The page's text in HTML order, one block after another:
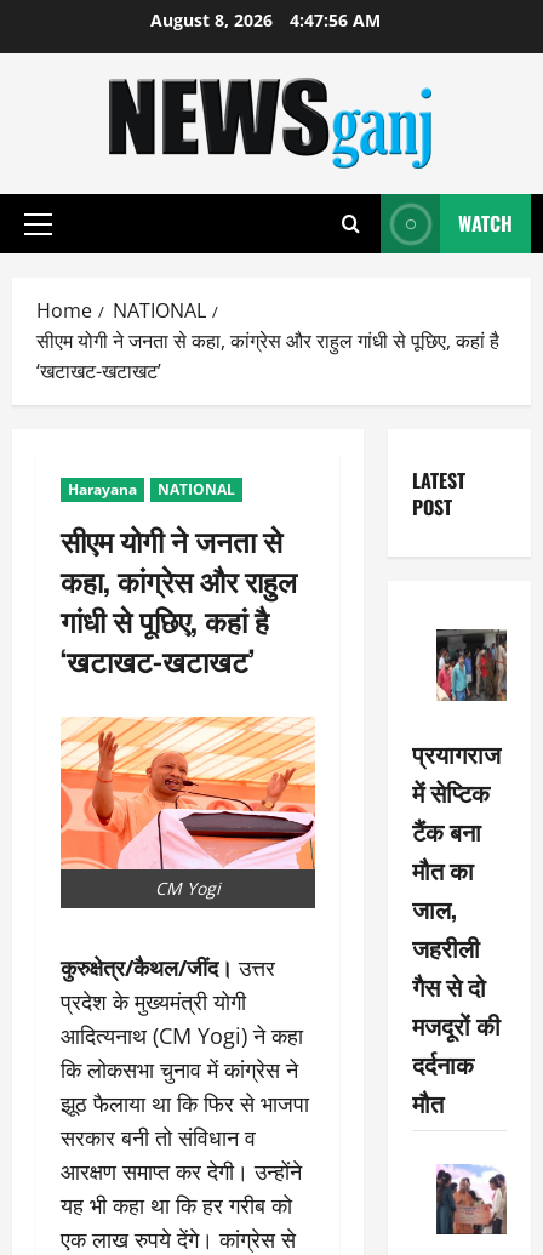
August 8, 2026 4:47:57 AM
Primary
WATCH
Home
NATIONAL
सीएम योगी ने जनता से कहा, कांग्रेस और राहुल गांधी से पूछिए, कहां है
‘खटाखट-खटाखट’
Harayana NATIONAL
सीएम योगी ने जनता से
कहा, कांग्रेस और राहुल
गांधी से पूछिए, कहां है
‘खटाखट-खटाखट’
CM Yogi
कुरुक्षेत्र/कैथल/जींद। उत्तर
प्रदेश के मुख्यमंत्री योगी
आदित्यनाथ (CM Yogi) ने कहा
कि लोकसभा चुनाव में कांग्रेस ने
झूठ फैलाया था कि फिर से भाजपा
सरकार बनी तो संविधान व
आरक्षण समाप्त कर देगी। उन्होंने
यह भी कहा था कि हर गरीब को
एक लाख रुपये देंगे। कांग्रेस से
LATEST
POST
प्रयागराज
में सेप्टिक
टैंक बना
मौत का
जाल,
जहरीली
गैस से दो
मजदूरों की
दर्दनाक
मौत